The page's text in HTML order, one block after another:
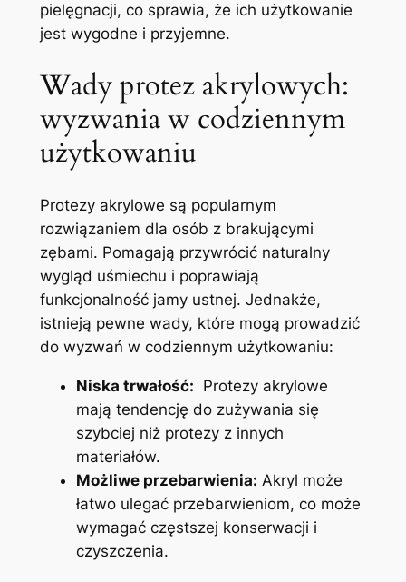
pielęgnacji, co sprawia, że ich użytkowanie
jest wygodne i przyjemne.
Wady protez ⁢akrylowych:
wyzwania w codziennym
użytkowaniu
Protezy akrylowe​ są popularnym
rozwiązaniem dla osób z ​brakującymi
zębami.⁣ Pomagają przywrócić naturalny
wygląd⁤ uśmiechu i poprawiają ​
funkcjonalność⁣ jamy ⁤ustnej.⁤ Jednakże,
istnieją ​pewne wady, ​które mogą prowadzić⁣
do wyzwań w codziennym użytkowaniu:
Niska trwałość: ‌ Protezy akrylowe
mają⁣ tendencję do ⁢zużywania się
‍szybciej‍ niż protezy ⁣z innych
materiałów.
Możliwe przebarwienia: Akryl może
łatwo ulegać przebarwieniom, co może
⁢wymagać⁢ częstszej konserwacji⁢ i
‍czyszczenia.